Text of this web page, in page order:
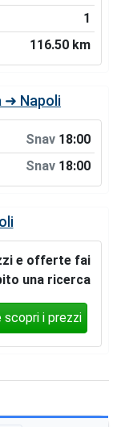
1
116.50 km
➜ Napoli
Snav 18:00
Snav 18:00
e offerte fai
una ricerca
scopri i prezzi